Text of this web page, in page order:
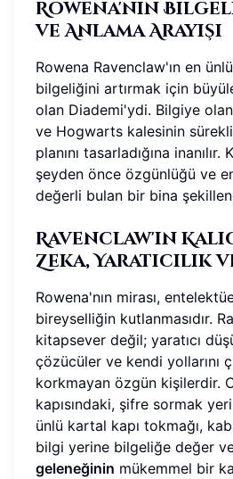
Rowena'nın
ve Anlama Arayışı
Rowena Ravenclaw'ın en
bilgeliğini artırmak için
olan Diademi'ydi. Bilgiye
ve Hogwarts kalesinin
planını tasarladığına
şeyden önce özgünlüğü ve
değerli bulan bir bina
Ravenclaw'ın
Zeka, Yaratıcılık
Rowena'nın mirası,
bireyselliğin kutlanmasıdır.
kitapsever değil; yaratıcı
çözücüler ve kendi yollarını
korkmayan özgün kişilerdir.
kapısındaki, şifre sormak
ünlü kartal kapı tokmağı,
bilgi yerine bilgeliğe değer
geleneğinin mükemmel bir